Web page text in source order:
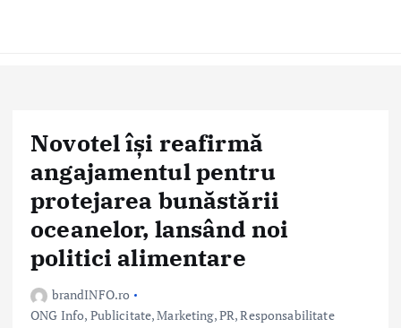
Novotel își reafirmă
angajamentul pentru
protejarea bunăstării
oceanelor, lansând noi
politici alimentare
brandINFO.ro
ONG Info, Publicitate, Marketing, PR,Responsabilitate